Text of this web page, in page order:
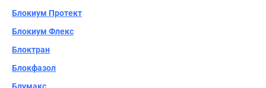
Блокиум Протект
Блокиум Флекс
Блоктран
Блокфазол